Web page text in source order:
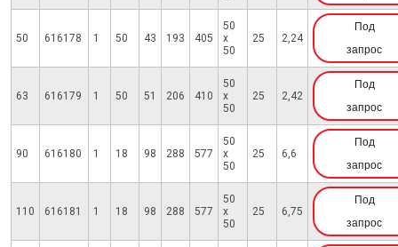
50 616178 1 50 43 193 405
50
x
50
25 2,24
Под
запрос
63 616179 1 50 51 206 410
50
x
50
25 2,42
Под
запрос
90 616180 1 18 98 288 577
50
x
50
25 6,6
Под
запрос
110 616181 1 18 98 288 577
50
x
50
25 6,75
Под
запрос